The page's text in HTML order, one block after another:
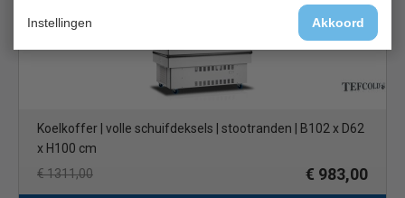
Instellingen Akkoord
Koelkoffer | volle schuifdeksels | stootranden | B102 x D62
x H100 cm
€ 1311,00
€ 983,00